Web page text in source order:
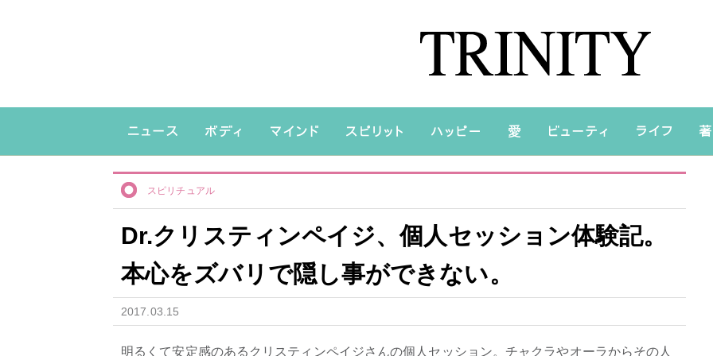
スピリチュアル
Dr.クリスティンペイジ、個人セッション体験記。
本心をズバリで隠し事ができない。
2017.03.15
明るくて安定感のあるクリスティンペイジさんの個人セッション。チャクラやオーラからその人